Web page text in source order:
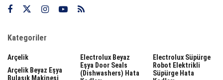
Kategoriler
Arçelik
Arçelik Beyaz Eşya
Bulaşık Makinesi
Electrolux Beyaz
Eşya Door Seals
(dishwashers) Hata
Electrolux Süpürge
Robot Elektrikli
Süpürge Hata